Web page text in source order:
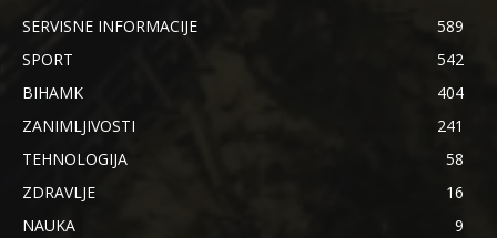
SERVISNE INFORMACIJE
589
SPORT
542
BIHAMK
404
ZANIMLJIVOSTI
241
TEHNOLOGIJA
58
ZDRAVLJE
16
NAUKA
9